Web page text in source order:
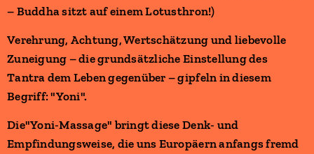
– Buddha sitzt auf einem Lotusthron!)
Verehrung, Achtung, Wertschätzung und liebevolle
Zuneigung – die grundsätzliche Einstellung des
Tantra dem Leben gegenüber – gipfeln in diesem
Begriff: "Yoni".
Die"Yoni-Massage" bringt diese Denk- und
Empfindungsweise, die uns Europäern anfangs fremd